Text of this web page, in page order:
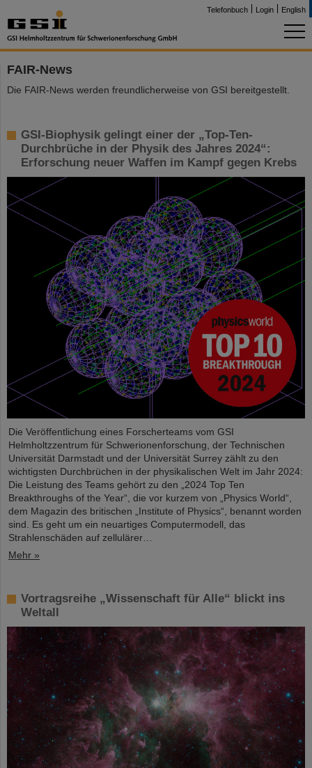
Telefonbuch Login English
FAIR-News
Die FAIR-News werden freundlicherweise von GSI bereitgestellt.
GSI-Biophysik gelingt einer der „Top-Ten-
Durchbrüche in der Physik des Jahres 2024“:
Erforschung neuer Waffen im Kampf gegen Krebs
Die Veröffentlichung eines Forscherteams vom GSI
Helmholtzzentrum für Schwerionenforschung, der Technischen
Universität Darmstadt und der Universität Surrey zählt zu den
wichtigsten Durchbrüchen in der physikalischen Welt im Jahr 2024:
Die Leistung des Teams gehört zu den „2024 Top Ten
Breakthroughs of the Year“, die vor kurzem von „Physics World“,
dem Magazin des britischen „Institute of Physics“, benannt worden
sind. Es geht um ein neuartiges Computermodell, das
Strahlenschäden auf zellulärer…
Mehr »
Vortragsreihe „Wissenschaft für Alle“ blickt ins
Weltall